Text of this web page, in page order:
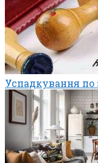
Успадкування по